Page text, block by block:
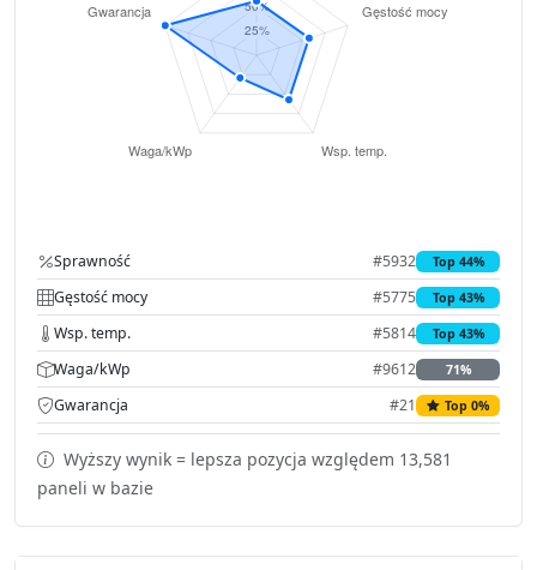
Sprawność #5932 Top 44%
Gęstość mocy #5775 Top 43%
Wsp. temp. #5814 Top 43%
Waga/kWp #9612 71%
Gwarancja #21 Top 0%
Wyższy wynik = lepsza pozycja względem 13,581
paneli w bazie